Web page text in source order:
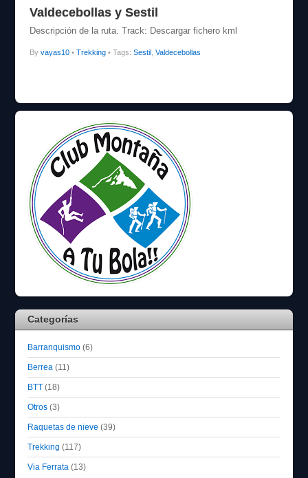
Valdecebollas y Sestil
Descripción de la ruta. Track: Descargar fichero kml
By vayas10• Trekking • Tags: Sestil, Valdecebollas
Categorías
Barranquismo (6)
Berrea (11)
BTT (18)
Otros (3)
Raquetas de nieve (39)
Trekking (117)
Via Ferrata (13)